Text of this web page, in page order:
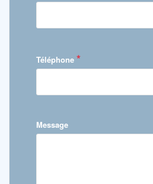
Téléphone *
Message